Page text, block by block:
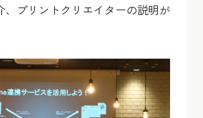
、プリントクリエイターの説明が